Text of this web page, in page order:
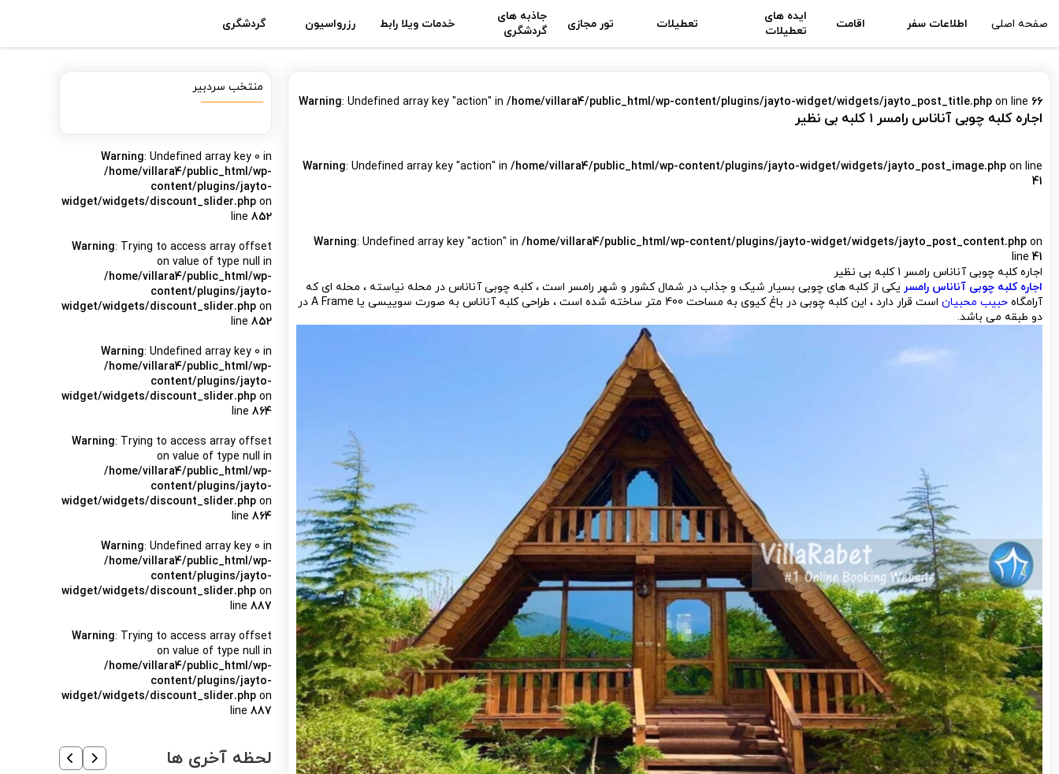
صفحه اصلی اطلاعات سفر اقامت
ایده های
تعطیلات
تعطیلات تور مجازی
جاذبه های
گردشگری
خدمات ویلا رابط رزرواسیون گردشگری
Warning: Undefined array key "action" in /home/villara4/public_html/wp-content/plugins/jayto-widget/widgets/jayto_post_title.php on line 66
اجاره کلبه چوبی آناناس رامسر 1 کلبه بی نظیر
Warning: Undefined array key "action" in /home/villara4/public_html/wp-content/plugins/jayto-widget/widgets/jayto_post_image.php on line
41
Warning: Undefined array key "action" in /home/villara4/public_html/wp-content/plugins/jayto-widget/widgets/jayto_post_content.php on
line 41
اجاره کلبه چوبی آناناس رامسر 1 کلبه بی نظیر
اجاره کلبه چوبی آناناس رامسر یکی از کلبه های چوبی بسیار شیک و جذاب در شمال کشور و شهر رامسر است ، کلبه چوبی آناناس در محله نیاسته ، محله ای که
آرامگاه حبیب محبیان
است قرار دارد ، این کلبه چوبی در باغ کیوی به مساحت 400 متر ساخته شده است ، طراحی کلبه آناناس به صورت سوییسی یا A Frame در
دو طبقه می باشد.
منتخب سردبیر
Warning: Undefined array key 0 in
/home/villara4/public_html/wp-
content/plugins/jayto-
widget/widgets/discount_slider.php on
line852
Warning: Trying to access array offset
on value of type null in
/home/villara4/public_html/wp-
content/plugins/jayto-
widget/widgets/discount_slider.php on
line852
Warning: Undefined array key 0 in
/home/villara4/public_html/wp-
content/plugins/jayto-
widget/widgets/discount_slider.php on
line864
Warning: Trying to access array offset
on value of type null in
/home/villara4/public_html/wp-
content/plugins/jayto-
widget/widgets/discount_slider.php on
line864
Warning: Undefined array key 0 in
/home/villara4/public_html/wp-
content/plugins/jayto-
widget/widgets/discount_slider.php on
line887
Warning: Trying to access array offset
on value of type null in
/home/villara4/public_html/wp-
content/plugins/jayto-
widget/widgets/discount_slider.php on
line887
لحظه آخری ها